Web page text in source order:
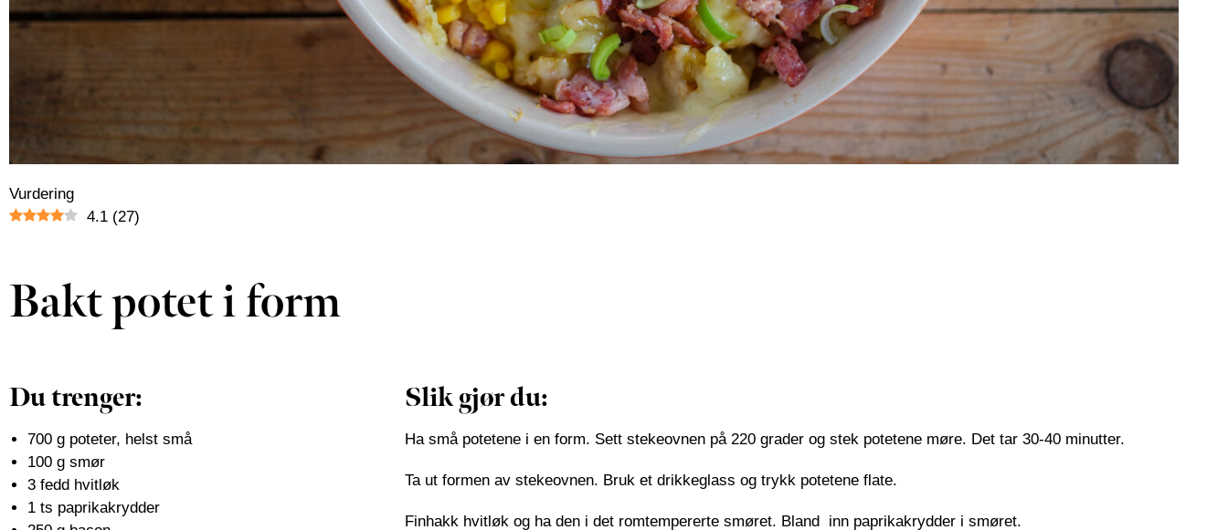
Vurdering
4.1 (27)
Bakt potet i form
Du trenger:
700 g poteter, helst små
100 g smør
3 fedd hvitløk
1 ts paprikakrydder
Slik gjør du:
Ha små potetene i en form. Sett stekeovnen på 220 grader og stek potetene møre. Det tar 30-40 minutter.
Ta ut formen av stekeovnen. Bruk et drikkeglass og trykk potetene flate.
Finhakk hvitløk og ha den i det romtempererte smøret. Bland inn paprikakrydder i smøret.